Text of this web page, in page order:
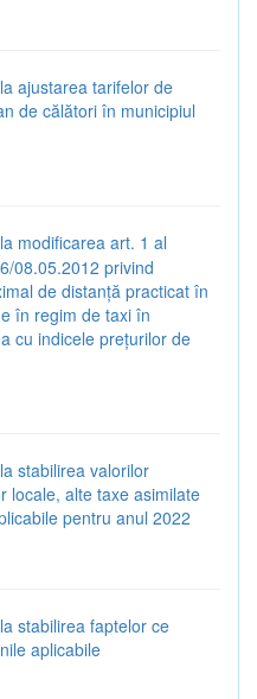
ajustarea tarifelor de
de călători în municipiul
modificarea art. 1 al
08.05.2012 privind
de distanță practicat în
în regim de taxi în
cu indicele prețurilor de
stabilirea valorilor
locale, alte taxe asimilate
pentru anul 2022
stabilirea faptelor ce
aplicabile